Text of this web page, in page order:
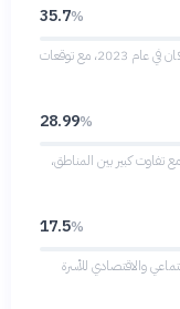
35.7%
تقديرات تشير إلى أن الفقر في مصر قد بلغ 35.7% من السكان في عام 2023، مع توقعات
28.99%
الفقر في تونس نحو 28.99% في عام 2025، مع تفاوت كبير بين المناطق،
17.5%
المسح الاجتماعي والاقتصادي للأسرة